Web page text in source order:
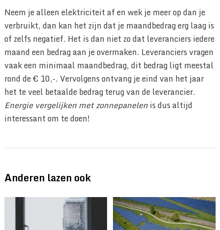
Neem je alleen elektriciteit af en wek je meer op dan je
verbruikt, dan kan het zijn dat je maandbedrag erg laag is
of zelfs negatief. Het is dan niet zo dat leveranciers iedere
maand een bedrag aan je overmaken. Leveranciers vragen
vaak een minimaal maandbedrag, dit bedrag ligt meestal
rond de € 10,-. Vervolgens ontvang je eind van het jaar
het te veel betaalde bedrag terug van de leverancier.
Energie vergelijken met zonnepanelenis dus altijd
interessant om te doen!
Anderen lazen ook